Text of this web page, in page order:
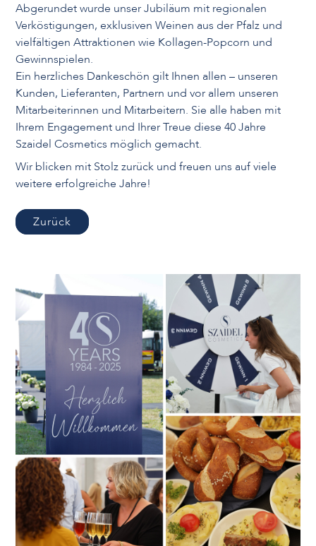
Abgerundet wurde unser Jubiläum mit regionalen
Verköstigungen, exklusiven Weinen aus der Pfalz und
vielfältigen Attraktionen wie Kollagen-Popcorn und
Gewinnspielen.
Ein herzliches Dankeschön gilt Ihnen allen – unseren
Kunden, Lieferanten, Partnern und vor allem unseren
Mitarbeiterinnen und Mitarbeitern. Sie alle haben mit
Ihrem Engagement und Ihrer Treue diese 40 Jahre
Szaidel Cosmetics möglich gemacht.
Wir blicken mit Stolz zurück und freuen uns auf viele
weitere erfolgreiche Jahre!
Zurück